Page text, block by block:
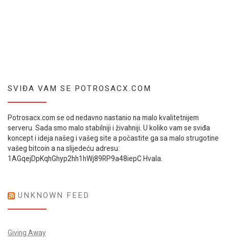
SVIĐA VAM SE POTROSACX.COM
Potrosacx.com se od nedavno nastanio na malo kvalitetnijem
serveru. Sada smo malo stabilniji i živahniji. U koliko vam se sviđa
koncept i ideja našeg i vašeg site a počastite ga sa malo strugotine
vašeg bitcoin a na slijedeću adresu:
1AGqejDpKqhGhyp2hh1hWj89RP9a48iepC Hvala.
UNKNOWN FEED
Giving Away